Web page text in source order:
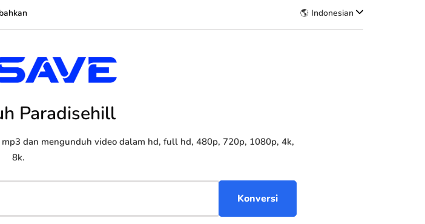
🌎 Indonesian
Paradisehill
mp3 dan mengunduh video dalam hd, full hd, 480p, 720p, 1080p, 4k,
8k.